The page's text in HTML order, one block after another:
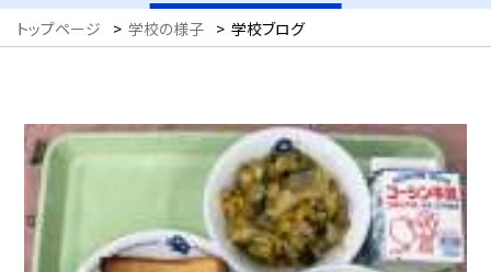
トップページ > 学校の様子 > 学校ブログ